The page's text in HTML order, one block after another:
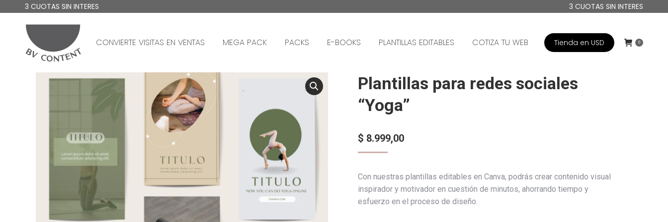
3 CUOTAS SIN INTERES 3 CUOTAS SIN INTERES
CONVIERTE VISITAS EN VENTAS MEGA PACK PACKS E-BOOKS PLANTILLAS EDITABLES COTIZA TU WEB Tienda en USD 0
Plantillas para redes sociales
“Yoga”
$ 8.999,00
Con nuestras plantillas editables en Canva, podrás crear contenido visual
inspirador y motivador en cuestión de minutos, ahorrando tiempo y
esfuerzo en el proceso de diseño.